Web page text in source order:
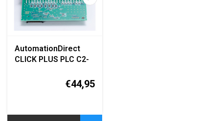
AutomationDirect
CLICK PLUS PLC C2-
Combo Module)€44,95